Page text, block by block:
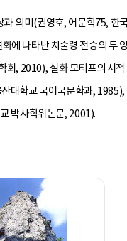
과 의미(권영호, 어문학75, 한
에 나타난 치술령 전승의 두
회, 2010), 설화 모티프의 시
대학교 국어국문학과,
박사학위논문, 2001).